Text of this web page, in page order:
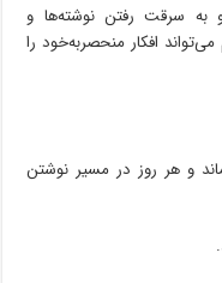
به سرقت رفتن نوشته‌ها و
افکار منحصر‌به‌خود را
و هر روز در مسیر نوشتن